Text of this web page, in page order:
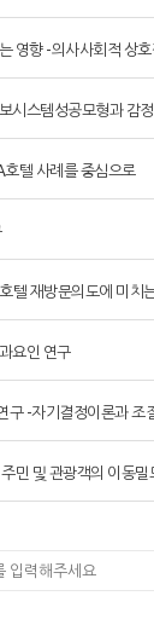
영향 -의사사회적 상
시스템성공모형과 감
텔 사례를 중심으로
텔 재방문의도에 미치
요인 연구
구 -자기결정이론과 조
민 및 관광객의 이동밀